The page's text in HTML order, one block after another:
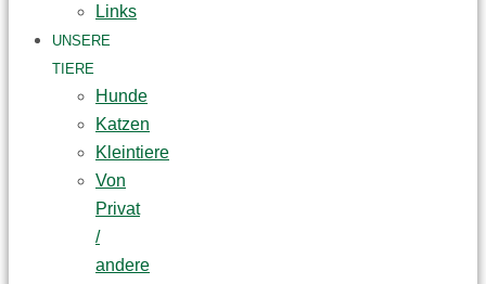
Links
UNSERE
TIERE
Hunde
Katzen
Kleintiere
Von
Privat
/
andere